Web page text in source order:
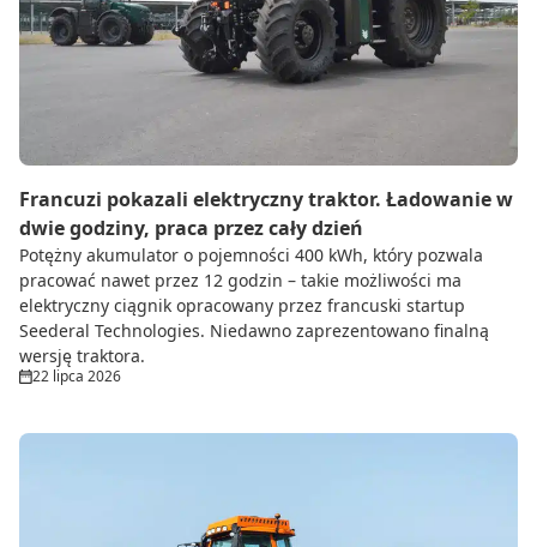
Do zbioru
Rolnictwo precyzyjne
Ze świata techniki rolniczej
Francuzi pokazali elektryczny traktor. Ładowanie w
dwie godziny, praca przez cały dzień
Potężny akumulator o pojemności 400 kWh, który pozwala
pracować nawet przez 12 godzin – takie możliwości ma
elektryczny ciągnik opracowany przez francuski startup
Seederal Technologies. Niedawno zaprezentowano finalną
wersję traktora.
22 lipca 2026